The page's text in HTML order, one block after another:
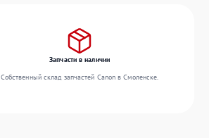
Запчасти в наличии
Собственный склад запчастей Canon в Смоленске.